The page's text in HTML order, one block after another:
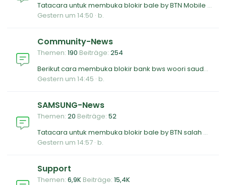
Tatacara untuk membuka blokir bale by BTN Mobile banking
Gestern um 14:50 b.
Community-News
Themen 190 Beiträge 254
Berikut cara membuka blokir bank bws woori saudara terblokir salah password
Gestern um 14:45 b.
SAMSUNG-News
Themen 20 Beiträge 52
Tatacara untuk membuka blokir bale by BTN salah password
Gestern um 14:57 b.
Support
Themen 6,9K Beiträge 15,4K